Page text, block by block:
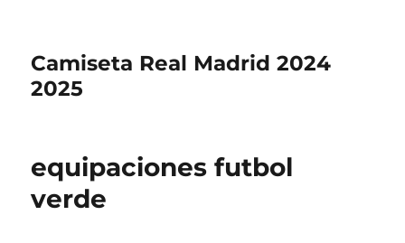
Camiseta Real Madrid 2024
2025
equipaciones futbol
verde